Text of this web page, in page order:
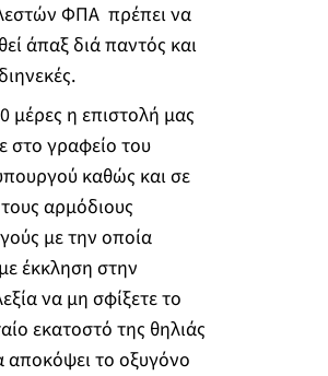
ΦΠΑ πρέπει να
άπαξ διά παντός και
μέρες η επιστολή μας
στο γραφείο του
καθώς και σε
αρμόδιους
με την οποία
έκκληση στην
να μη σφίξετε το
εκατοστό της θηλιάς
αποκόψει το οξυγόνο